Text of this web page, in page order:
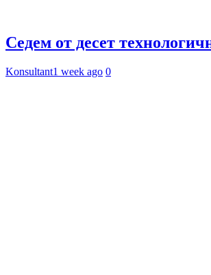
Седем от десет
Konsultant1 week ago 0